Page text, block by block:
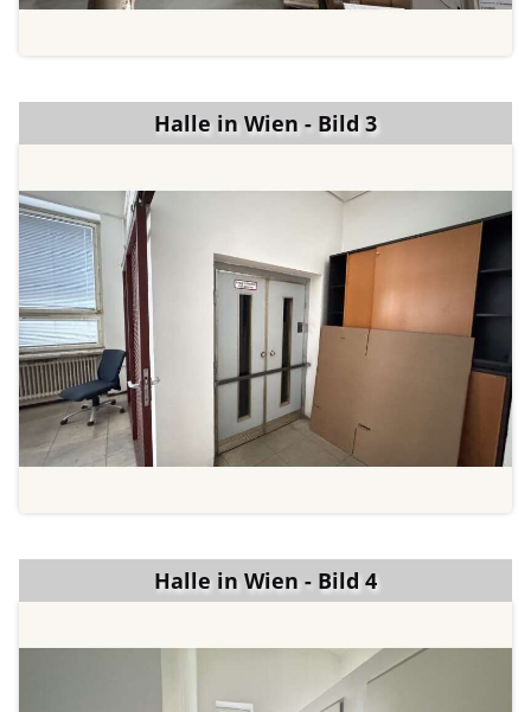
Halle in Wien - Bild 3
Halle in Wien - Bild 4